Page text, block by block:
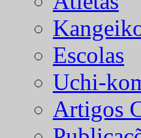
Escolas
Uchi-
Artigos